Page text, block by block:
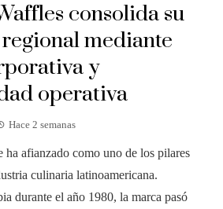
consolida su
mediante
y
operativa
Hace 2 semanas
ha afianzado como uno de los pilares
culinaria latinoamericana.
durante el año 1980, la marca pasó